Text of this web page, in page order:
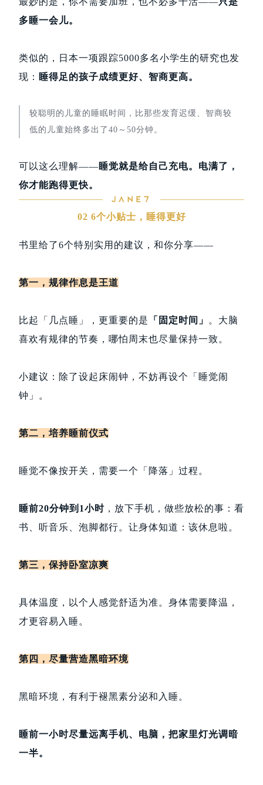
多睡一会儿。
类似的，日本一项跟踪5000多名小学生的研究也发
现： 睡得足的孩子成绩更好、智商更高。
较聪明的儿童的睡眠时间，比那些发育迟缓、智商较
低的儿童始终多出了40～50分钟。
可以这么理解——睡觉就是给自己充电。电满了，
你才能跑得更快。
02 6个小贴士，睡得更好
书里给了6个特别实用的建议，和你分享——
第一，规律作息是王道
比起「几点睡」，更重要的是 「固定时间」
。大脑
喜欢有规律的节奏，哪怕周末也尽量保持一致。
小建议：除了设起床闹钟，不妨再设个「睡觉闹
钟」。
第二，培养睡前仪式
睡觉不像按开关，需要一个「降落」过程。
睡前20分钟到1小时 ，放下手机，做些放松的事：看
书、听音乐、泡脚都行。让身体知道：该休息啦。
第三，保持卧室凉爽
具体温度，以个人感觉舒适为准。身体需要降温，
才更容易入睡。
第四，尽量营造黑暗环境
黑暗环境，有利于褪黑素分泌和入睡。
睡前一小时尽量远离手机、电脑，把家里灯光调暗
一半。